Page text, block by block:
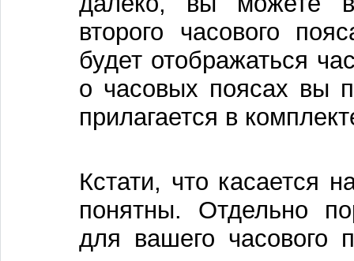
второго часового
будет отображаться
о часовых поясах вы
прилагается в
Кстати, что касается
понятны. Отдельно
для вашего часового